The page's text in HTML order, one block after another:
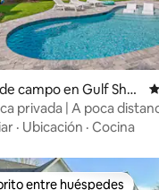
4.98 de 5; 450
campo en Gulf Shor
privada | A poca
| Inspiración de
· Ubicación · Cocina
entre huéspedes